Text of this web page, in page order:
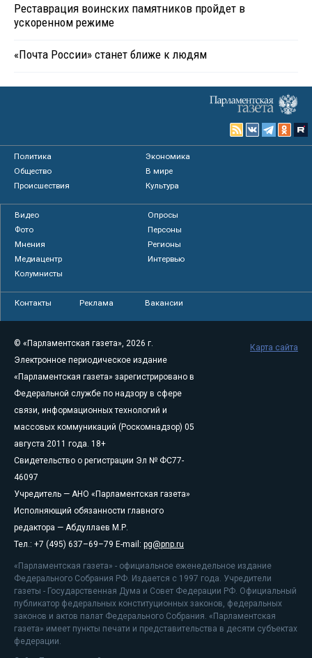
Реставрация воинских памятников пройдет в
ускоренном режиме
«Почта России» станет ближе к людям
Политика
Экономика
Общество
В мире
Происшествия
Культура
Видео
Опросы
Фото
Персоны
Мнения
Регионы
Медиацентр
Интервью
Колумнисты
Контакты Реклама Вакансии
© «Парламентская газета», 2026 г.
Электронное периодическое издание
«Парламентская газета» зарегистрировано в
Федеральной службе по надзору в сфере
связи, информационных технологий и
массовых коммуникаций (Роскомнадзор) 05
августа 2011 года. 18+
Свидетельство о регистрации Эл № ФС77-
46097
Учредитель — АНО «Парламентская газета»
Исполняющий обязанности главного
редактора — Абдуллаев М.Р.
Тел.: +7 (495) 637–69–79 E-mail: pg@pnp.ru
«Парламентская газета» - официальное еженедельное издание
Федерального Собрания РФ. Издается с 1997 года. Учредители
газеты - Государственная Дума и Совет Федерации РФ. Официальный
публикатор федеральных конституционных законов, федеральных
законов и актов палат Федерального Собрания. «Парламентская
газета» имеет пункты печати и представительства в десяти субъектах
федерации.
Карта сайта